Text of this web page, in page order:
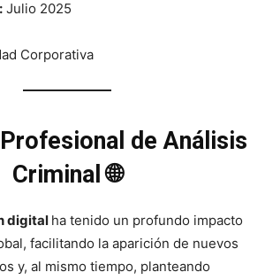
Julio 2025
Corporativa
de Análisis
Criminal 🌐
digital ha tenido un profundo impacto
facilitando la aparición de nuevos
y, al mismo tiempo, planteando